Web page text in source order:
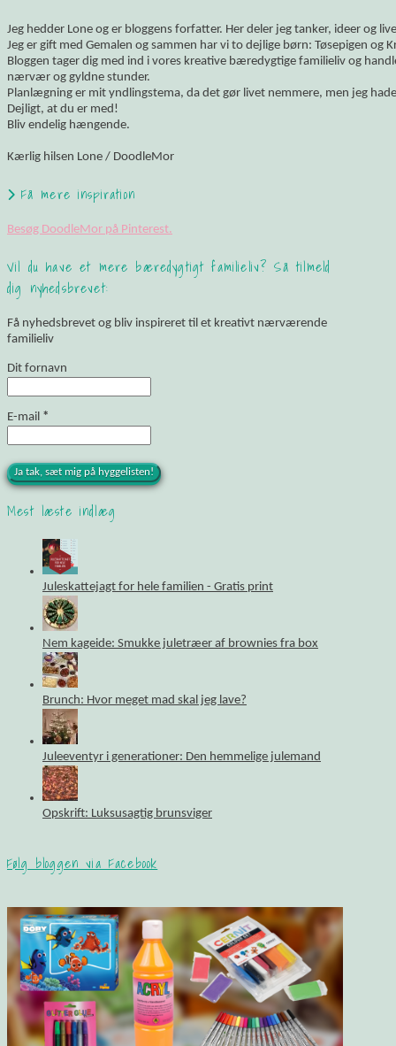
Jeg hedder Lone og er bloggens forfatter. Her deler jeg tanker, ideer og
Jeg er gift med Gemalen og sammen har vi to dejlige børn: Tøsepigen og
Bloggen tager dig med ind i vores kreative bæredygtige familieliv og
nærvær og gyldne stunder.
Planlægning er mit yndlingstema, da det gør livet nemmere, men jeg
Dejligt, at du er med!
Bliv endelig hængende.
Kærlig hilsen Lone / DoodleMor
Få mere inspiration
Besøg DoodleMor på Pinterest.
Vil du have et mere bæredygtigt familieliv? Så tilmeld
dig nyhedsbrevet:
Få nyhedsbrevet og bliv inspireret til et kreativt nærværende
familieliv
Dit fornavn
E-mail *
Mest læste indlæg
Juleskattejagt for hele familien - Gratis print
Nem kageide: Smukke juletræer af brownies fra box
Brunch: Hvor meget mad skal jeg lave?
Juleeventyr i generationer: Den hemmelige julemand
Opskrift: Luksusagtig brunsviger
Følg bloggen via Facebook